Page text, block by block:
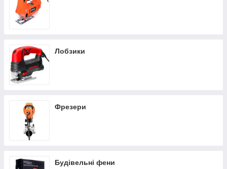
Лобзики
Фрезери
Будівельні фени